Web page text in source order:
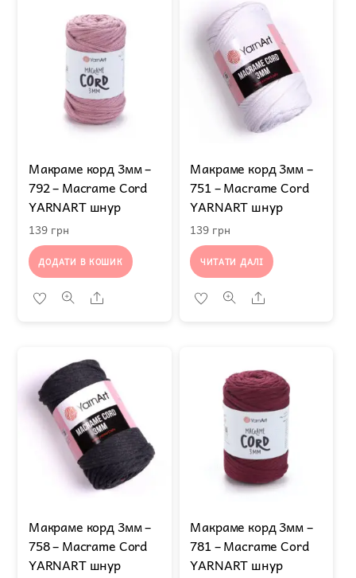
Макраме корд 3мм –
792 – Macrame Cord
YARNART шнур
139 грн
ДОДАТИ В КОШИК
Share
Макраме корд 3мм –
751 – Macrame Cord
YARNART шнур
139 грн
ЧИТАТИ ДАЛІ
Share
Макраме корд 3мм –
758 – Macrame Cord
YARNART шнур
Макраме корд 3мм –
781 – Macrame Cord
YARNART шнур